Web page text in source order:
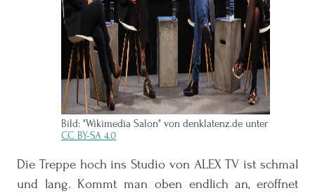
Bild: "Wikimedia Salon" von denklatenz.de unter
CC BY-SA 4.0
Die Treppe hoch ins Studio von ALEX TV ist schmal
und lang. Kommt man oben endlich an, eröffnet